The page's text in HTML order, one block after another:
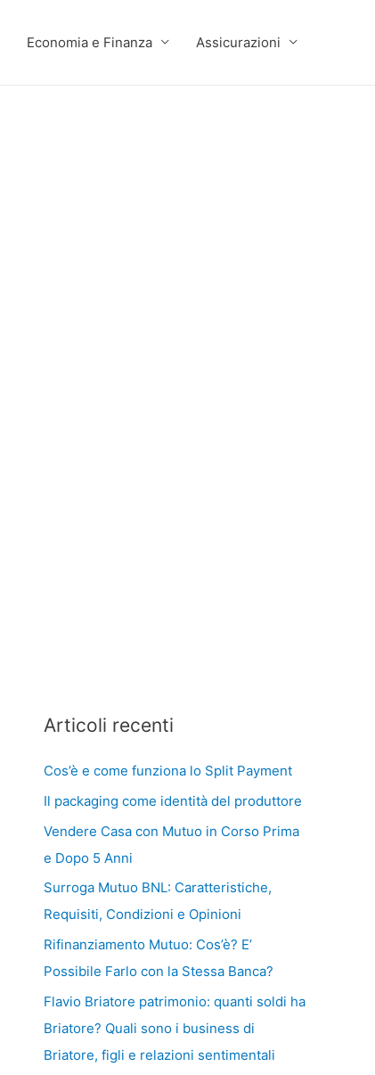
Economia e Finanza Assicurazioni
Articoli recenti
Cos’è e come funziona lo Split Payment
Il packaging come identità del produttore
Vendere Casa con Mutuo in Corso Prima
e Dopo 5 Anni
Surroga Mutuo BNL: Caratteristiche,
Requisiti, Condizioni e Opinioni
Rifinanziamento Mutuo: Cos’è? E’
Possibile Farlo con la Stessa Banca?
Flavio Briatore patrimonio: quanti soldi ha
Briatore? Quali sono i business di
Briatore, figli e relazioni sentimentali